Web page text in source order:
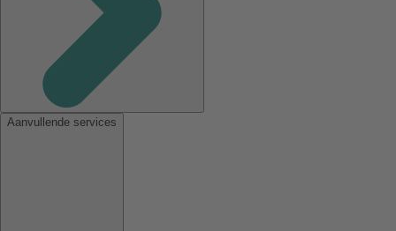
Aanvullende services